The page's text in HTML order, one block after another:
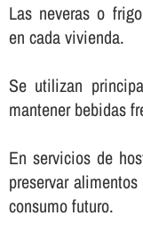
Las neveras o
en cada vivienda.
Se utilizan
mantener bebidas
En servicios de
preservar
consumo futuro.